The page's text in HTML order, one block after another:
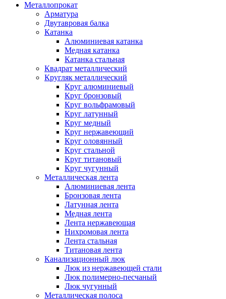
Металлопрокат
Арматура
Двутавровая балка
Катанка
Алюминиевая катанка
Медная катанка
Катанка стальная
Квадрат металлический
Кругляк металлический
Круг алюминиевый
Круг бронзовый
Круг вольфрамовый
Круг латунный
Круг медный
Круг нержавеющий
Круг оловянный
Круг стальной
Круг титановый
Круг чугунный
Металлическая лента
Алюминиевая лента
Бронзовая лента
Латунная лента
Медная лента
Лента нержавеющая
Нихромовая лента
Лента стальная
Титановая лента
Канализационный люк
Люк из нержавеющей стали
Люк полимерно-песчаный
Люк чугунный
Металлическая полоса